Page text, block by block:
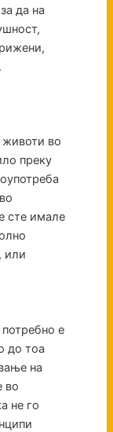
да на
животи во
преку
сте имале
или
е
до тоа
на
во
не го